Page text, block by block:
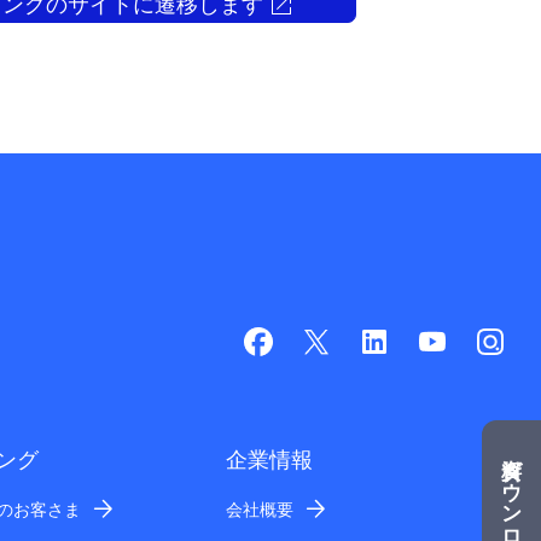
グ
お客さま
企業情報
会社概要